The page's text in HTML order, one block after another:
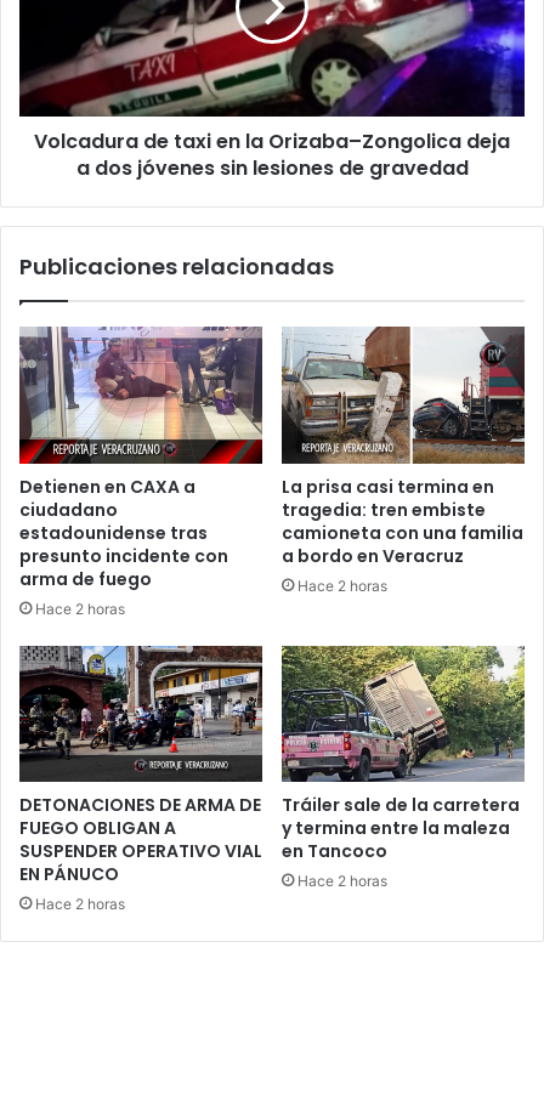
Zongolica
deja
a
dos
gravedad
Volcadura de taxi en la Orizaba–Zongolica deja
a dos jóvenes sin lesiones de gravedad
Publicaciones relacionadas
Detienen en CAXA a
ciudadano
estadounidense tras
presunto incidente con
arma de fuego
Hace 2 horas
La prisa casi termina en
tragedia: tren embiste
camioneta con una familia
a bordo en Veracruz
Hace 2 horas
DETONACIONES DE ARMA DE
FUEGO OBLIGAN A
SUSPENDER OPERATIVO VIAL
EN PÁNUCO
Hace 2 horas
Tráiler sale de la carretera
y termina entre la maleza
en Tancoco
Hace 2 horas